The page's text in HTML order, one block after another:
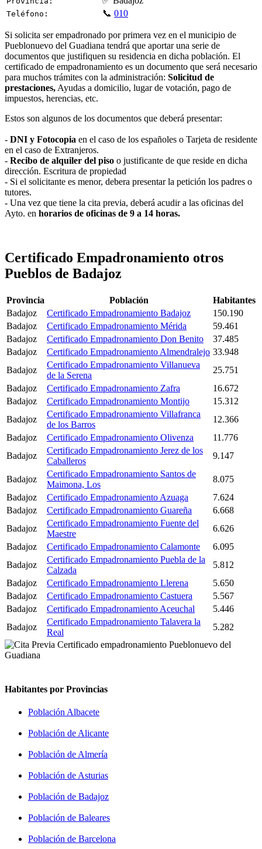
Teléfono: 📞 010
Si solicita ser empadronado por primera vez en el municipio de
Pueblonuevo del Guadiana tendrá que aportar una serie de
documentos que justifiquen su residencia en dicha población. El
certificado de empadronamiento es un documento que será necesario
para muchos trámites con la administración: Solicitud de
prestaciones, Ayudas a domicilio, lugar de votación, pago de
impuestos, herencias, etc.
Estos son algunos de los documentos que deberá presentar:
- DNI y Fotocopia en el caso de los españoles o Tarjeta de residente
en el caso de Extranjeros.
- Recibo de alquiler del piso o justificante de que reside en dicha
dirección. Escritura de propiedad
- Si el solicitante es menor, debera presentar la petición los padres o
tutores.
- Una vez que tiene la cita previa, deberá acudir a las oficinas del
Ayto. en horarios de oficinas de 9 a 14 horas.
Certificado Empadronamiento otros
Pueblos de Badajoz
Provincia Población
Habitantes
Badajoz
Certificado Empadronamiento Badajoz
150.190
Badajoz
Certificado Empadronamiento Mérida
59.461
Badajoz
Certificado Empadronamiento Don Benito
37.485
Badajoz
Certificado Empadronamiento Almendralejo 33.948
Badajoz
Certificado Empadronamiento Villanueva
de la Serena
25.751
Badajoz
Certificado Empadronamiento Zafra
16.672
Badajoz
Certificado Empadronamiento Montijo
15.312
Badajoz
Certificado Empadronamiento Villafranca
de los Barros
12.366
Badajoz
Certificado Empadronamiento Olivenza
11.776
Badajoz
Certificado Empadronamiento Jerez de los
Caballeros
9.147
Badajoz
Certificado Empadronamiento Santos de
Maimona, Los
8.075
Badajoz
Certificado Empadronamiento Azuaga
7.624
Badajoz
Certificado Empadronamiento Guareña
6.668
Badajoz
Certificado Empadronamiento Fuente del
Maestre
6.626
Badajoz
Certificado Empadronamiento Calamonte
6.095
Badajoz
Certificado Empadronamiento Puebla de la
Calzada
5.812
Badajoz
Certificado Empadronamiento Llerena
5.650
Badajoz
Certificado Empadronamiento Castuera
5.567
Badajoz
Certificado Empadronamiento Aceuchal
5.446
Badajoz
Certificado Empadronamiento Talavera la
Real
5.282
Habitantes por Provincias
Población Albacete
Población de Alicante
Población de Almería
Población de Asturias
Población de Badajoz
Población de Baleares
Población de Barcelona